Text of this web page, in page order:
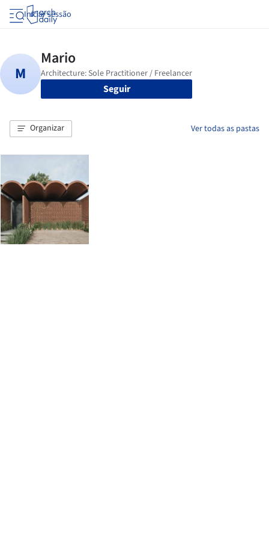
Iniciar sessão
Seguir
Organizar Ver todas as pastas